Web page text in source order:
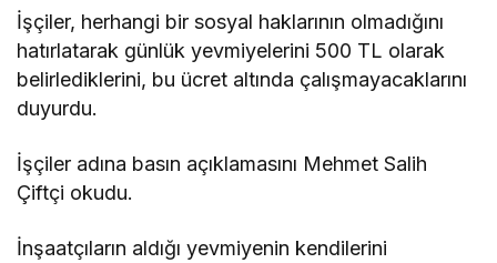
İşçiler, herhangi bir sosyal haklarının olmadığını
hatırlatarak günlük yevmiyelerini 500 TL olarak
belirlediklerini, bu ücret altında çalışmayacaklarını
duyurdu.
İşçiler adına basın açıklamasını Mehmet Salih
Çiftçi okudu.
İnşaatçıların aldığı yevmiyenin kendilerini